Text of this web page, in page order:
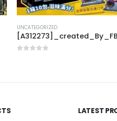
UNCATEGORIZED
[A312273]_created_By_FB
LATEST